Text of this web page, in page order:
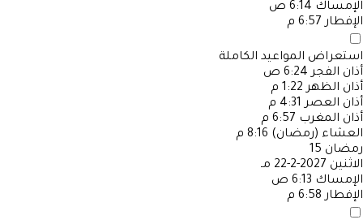
الإمساك 6:14 ص
الإفطار 6:57 م
استعراض المواعيد الكاملة
أذان الفجر 6:24 ص
أذان الظهر 1:22 م
أذان العصر 4:31 م
أذان المغرب 6:57 م
العشاء (رمضان) 8:16 م
رمضان 15
الاثنين 2027-2-22 مـ
الإمساك 6:13 ص
الإفطار 6:58 م